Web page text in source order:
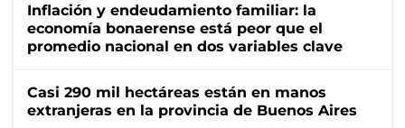
Inflación y endeudamiento familiar: la
economía bonaerense está peor que el
promedio nacional en dos variables clave
Casi 290 mil hectáreas están en manos
extranjeras en la provincia de Buenos Aires